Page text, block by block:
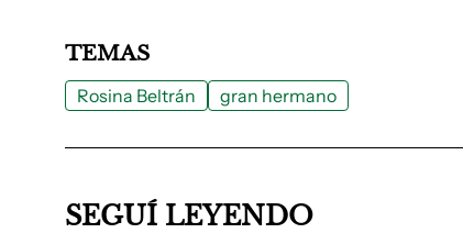
TEMAS
Rosina Beltrán gran hermano
SEGUÍ LEYENDO